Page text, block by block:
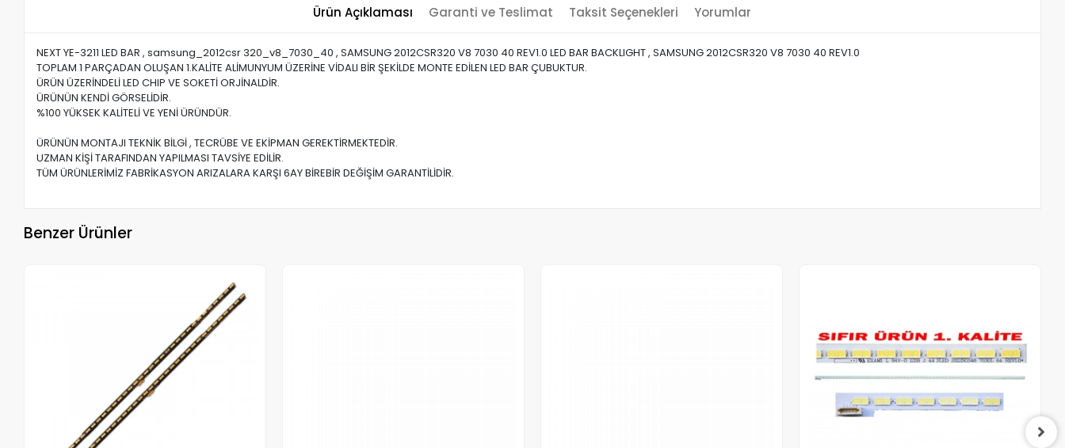
Ürün Açıklaması Garanti ve Teslimat Taksit Seçenekleri Yorumlar
NEXT YE-3211 LED BAR , samsung_2012csr 320_v8_7030_40 , SAMSUNG 2012CSR320 V8 7030 40 REV1.0 LED BAR BACKLIGHT , SAMSUNG 2012CSR320 V8 7030 40 REV1.0
TOPLAM 1 PARÇADAN OLUŞAN 1.KALİTE ALİMUNYUM ÜZERİNE VİDALI BİR ŞEKİLDE MONTE EDİLEN LED BAR ÇUBUKTUR.
ÜRÜN ÜZERİNDELİ LED CHIP VE SOKETİ ORJİNALDİR.
ÜRÜNÜN KENDİ GÖRSELİDİR.
%100 YÜKSEK KALİTELİ VE YENİ ÜRÜNDÜR.
ÜRÜNÜN MONTAJI TEKNİK BİLGİ , TECRÜBE VE EKİPMAN GEREKTİRMEKTEDİR.
UZMAN KİŞİ TARAFINDAN YAPILMASI TAVSİYE EDİLİR.
TÜM ÜRÜNLERİMİZ FABRİKASYON ARIZALARA KARŞI 6AY BİREBİR DEĞİŞİM GARANTİLİDİR.
Benzer Ürünler